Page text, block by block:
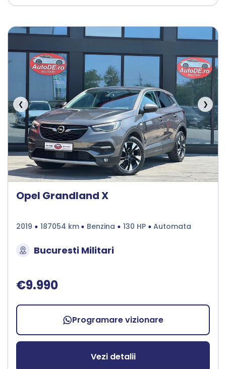
❮ ❯
Opel Grandland X
2019 187054 km Benzina 130 HP Automata
Bucuresti Militari
€9.990
Programare vizionare
Vezi detalii